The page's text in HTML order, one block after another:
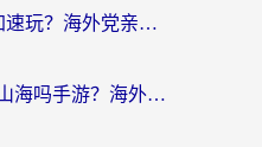
Sky光·遇在国外怎么加速玩？海外党亲测有效的国服游戏加速指南
在欧洲能玩天下-异兽山海吗手游？海外玩家的加速器生存指南